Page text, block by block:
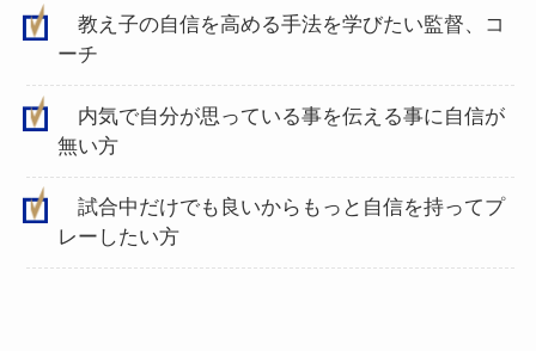
教え子の自信を高める手法を学びたい監督、コ
ーチ
内気で自分が思っている事を伝える事に自信が
無い方
試合中だけでも良いからもっと自信を持ってプ
レーしたい方